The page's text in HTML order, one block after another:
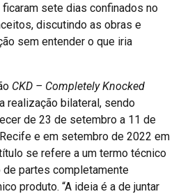
sete dias confinados no
discutindo as obras e
sem entender o que iria
CKD – Completely Knocked
realização bilateral, sendo
de 23 de setembro a 11 de
e em setembro de 2022 em
se refere a um termo técnico
de partes completamente
produto. “A ideia é a de juntar